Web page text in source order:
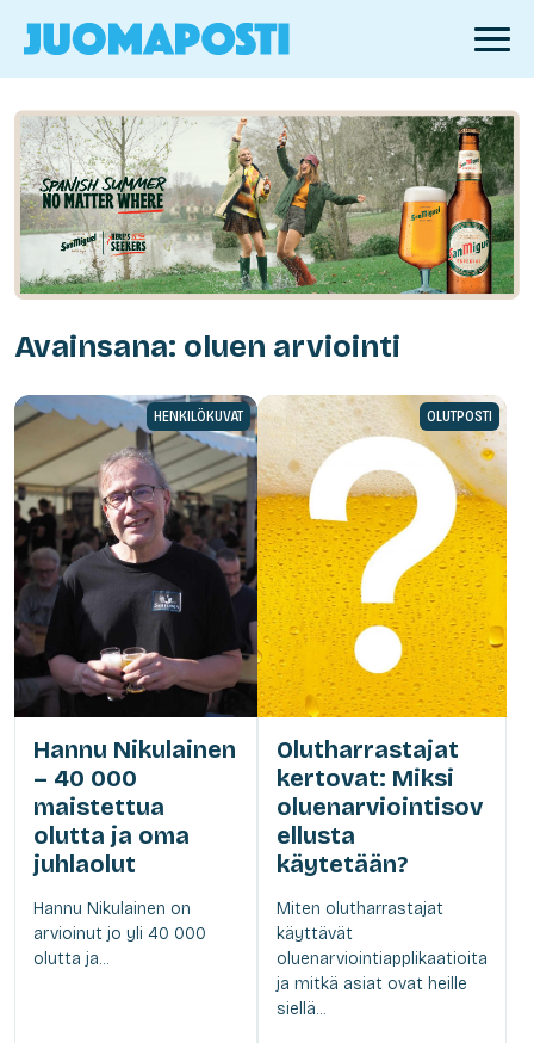
Avainsana: oluen arviointi
HENKILÖKUVAT
Hannu Nikulainen
– 40 000
maistettua
olutta ja oma
juhlaolut
Hannu Nikulainen on
arvioinut jo yli 40 000
olutta ja...
OLUTPOSTI
Olutharrastajat
kertovat: Miksi
oluenarviointisov
ellusta
käytetään?
Miten olutharrastajat
käyttävät
oluenarviointiapplikaatioita
ja mitkä asiat ovat heille
siellä...